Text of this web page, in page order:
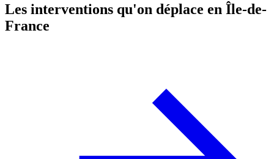
Les interventions qu'on déplace en Île-de-
France